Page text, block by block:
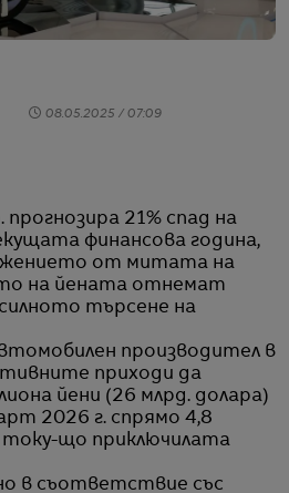
08.05.2025 / 07:09
финансова година,
от митата на
на йената отнемат
търсене на
производител в
приходи да
йени (26 млрд. долара)
2026 г. спрямо 4,8
току-що приключилата
в съответствие със